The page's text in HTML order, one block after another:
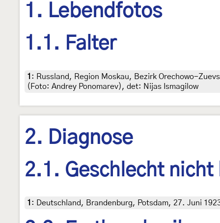
1. Lebendfotos
1.1. Falter
1 : Russland, Region Moskau, Bezirk Orechowo-
(Foto: Andrey Ponomarev), det: Nijas Ismagilow
2. Diagnose
2.1. Geschlecht nicht
1 : Deutschland, Brandenburg, Potsdam, 27. Juni